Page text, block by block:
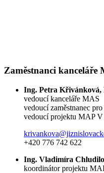
Zaměstnanci kanceláře
Ing. Petra Křivánková,
vedoucí kanceláře MAS
vedoucí zaměstnanec
vedoucí projektu MAP
+420 776 742 622
Ing. Vladimíra
koordinátor projektu